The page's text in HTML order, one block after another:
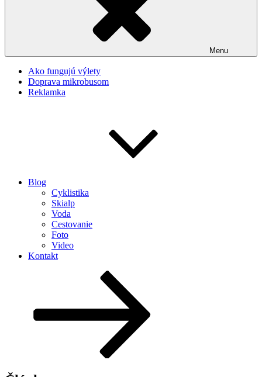
Menu
Ako fungujú výlety
Doprava mikrobusom
Reklamka
Blog
Cyklistika
Skialp
Voda
Cestovanie
Foto
Video
Kontakt